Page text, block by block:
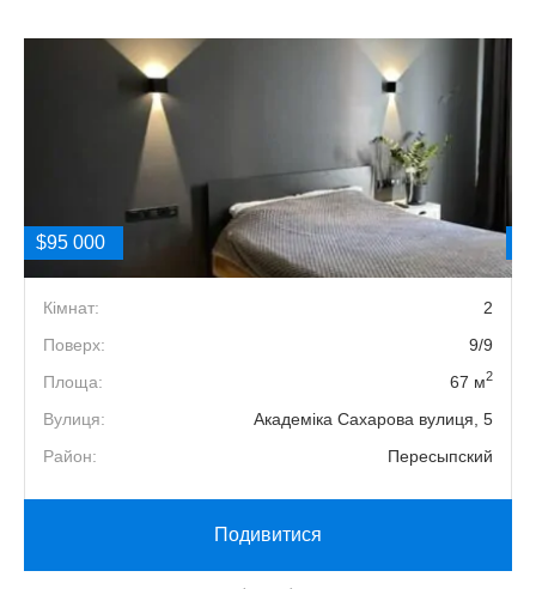
$95 000
Кімнат:
2
Поверх:
9/9
Площа:
67 м2
Вулиця:
Академіка Сахарова вулиця, 5
Район:
Пересыпский
Подивитися